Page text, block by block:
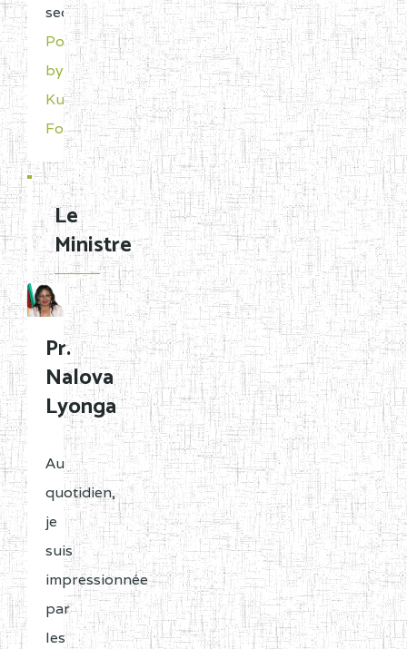
seconds
Powered
by
Kunena
Forum
Le
Ministre
Pr.
Nalova
Lyonga
Au
quotidien,
je
suis
impressionnée
par
les